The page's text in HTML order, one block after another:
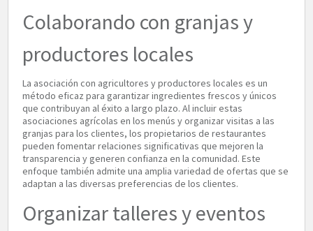
Colaborando con granjas y
productores locales
La asociación con agricultores y productores locales es un
método eficaz para garantizar ingredientes frescos y únicos
que contribuyan al éxito a largo plazo. Al incluir estas
asociaciones agrícolas en los menús y organizar visitas a las
granjas para los clientes, los propietarios de restaurantes
pueden fomentar relaciones significativas que mejoren la
transparencia y generen confianza en la comunidad. Este
enfoque también admite una amplia variedad de ofertas que se
adaptan a las diversas preferencias de los clientes.
Organizar talleres y eventos